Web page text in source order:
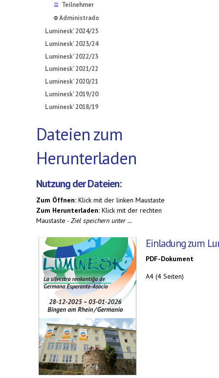
☰ Teilnehmer
⛔Administrado
Luminesk' 2024/25
Luminesk' 2023/24
Luminesk' 2022/23
Luminesk' 2021/22
Luminesk' 2020/21
Luminesk' 2019/20
Luminesk' 2018/19
Dateien zum
Herunterladen
Nutzung der Dateien:
Zum Öffnen: Klick mit der linken Maustaste
Zum Herunterladen: Klick mit der rechten
Maustaste - Ziel speichern unter ...
Einladung zum
PDF-Dokument
A4 (4 Seiten)